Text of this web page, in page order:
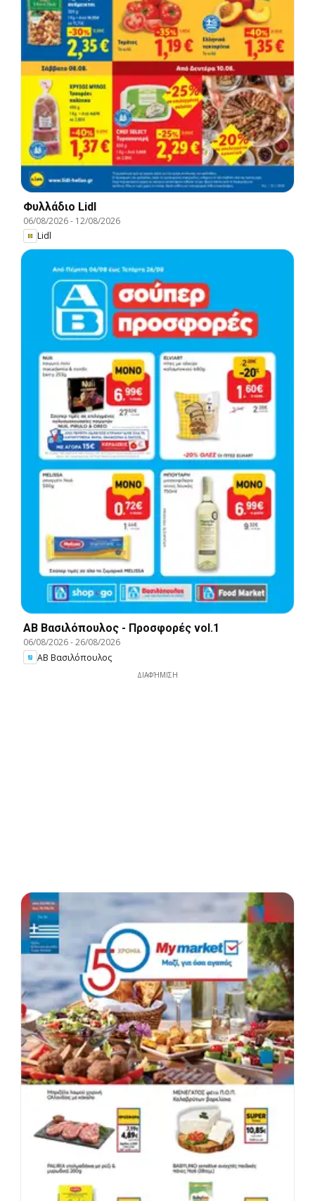
Φυλλάδιο Lidl
06/08/2026- 12/08/2026
Lidl
ΑΒ Βασιλόπουλος - Προσφορές vol.1
06/08/2026-26/08/2026
ΑΒ Βασιλόπουλος
ΔΙΑΦΉΜΙΣΗ